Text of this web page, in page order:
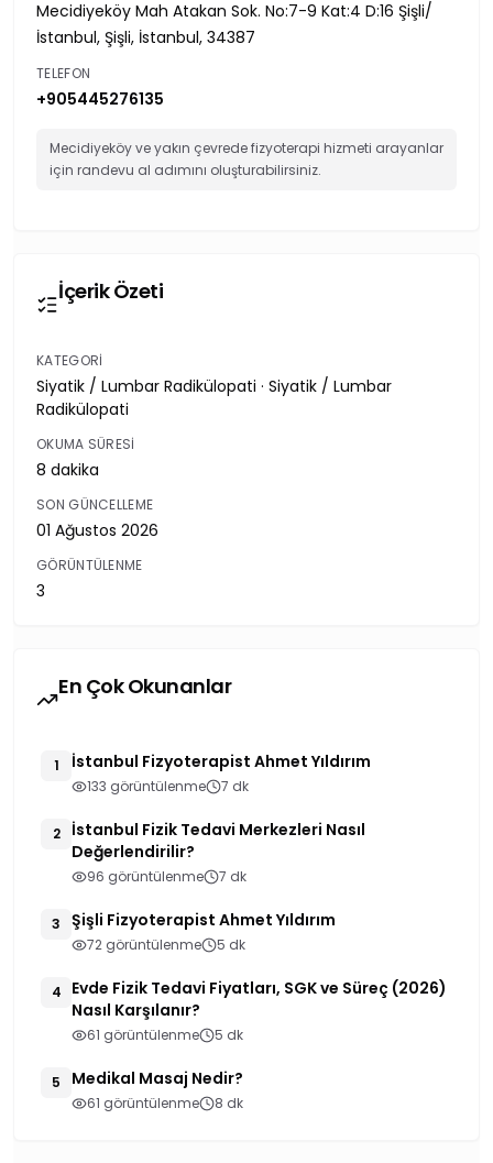
Mecidiyeköy Mah Atakan Sok. No:7-9 Kat:4 D:16 Şişli/
İstanbul, Şişli, İstanbul, 34387
TELEFON
+905445276135
Mecidiyeköy ve yakın çevrede fizyoterapi hizmeti arayanlar
için randevu al adımını oluşturabilirsiniz.
İçerik Özeti
KATEGORI
Siyatik / Lumbar Radikülopati · Siyatik / Lumbar
Radikülopati
OKUMA SÜRESI
8 dakika
SON GÜNCELLEME
01 Ağustos 2026
GÖRÜNTÜLENME
3
En Çok Okunanlar
1 İstanbul Fizyoterapist Ahmet Yıldırım
133 görüntülenme 7 dk
2
İstanbul Fizik Tedavi Merkezleri Nasıl
Değerlendirilir?
96 görüntülenme 7 dk
3 Şişli Fizyoterapist Ahmet Yıldırım
72 görüntülenme 5 dk
4
Evde Fizik Tedavi Fiyatları, SGK ve Süreç (2026)
Nasıl Karşılanır?
61 görüntülenme 5 dk
5 Medikal Masaj Nedir?
61 görüntülenme 8 dk